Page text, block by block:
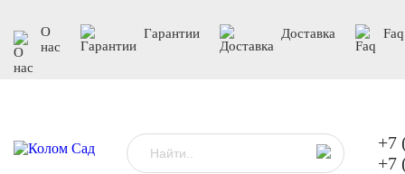
О
нас
Гарантии Доставка Faq
+7
+7